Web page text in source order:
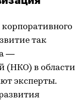
так
—
(НКО) в области
эксперты.